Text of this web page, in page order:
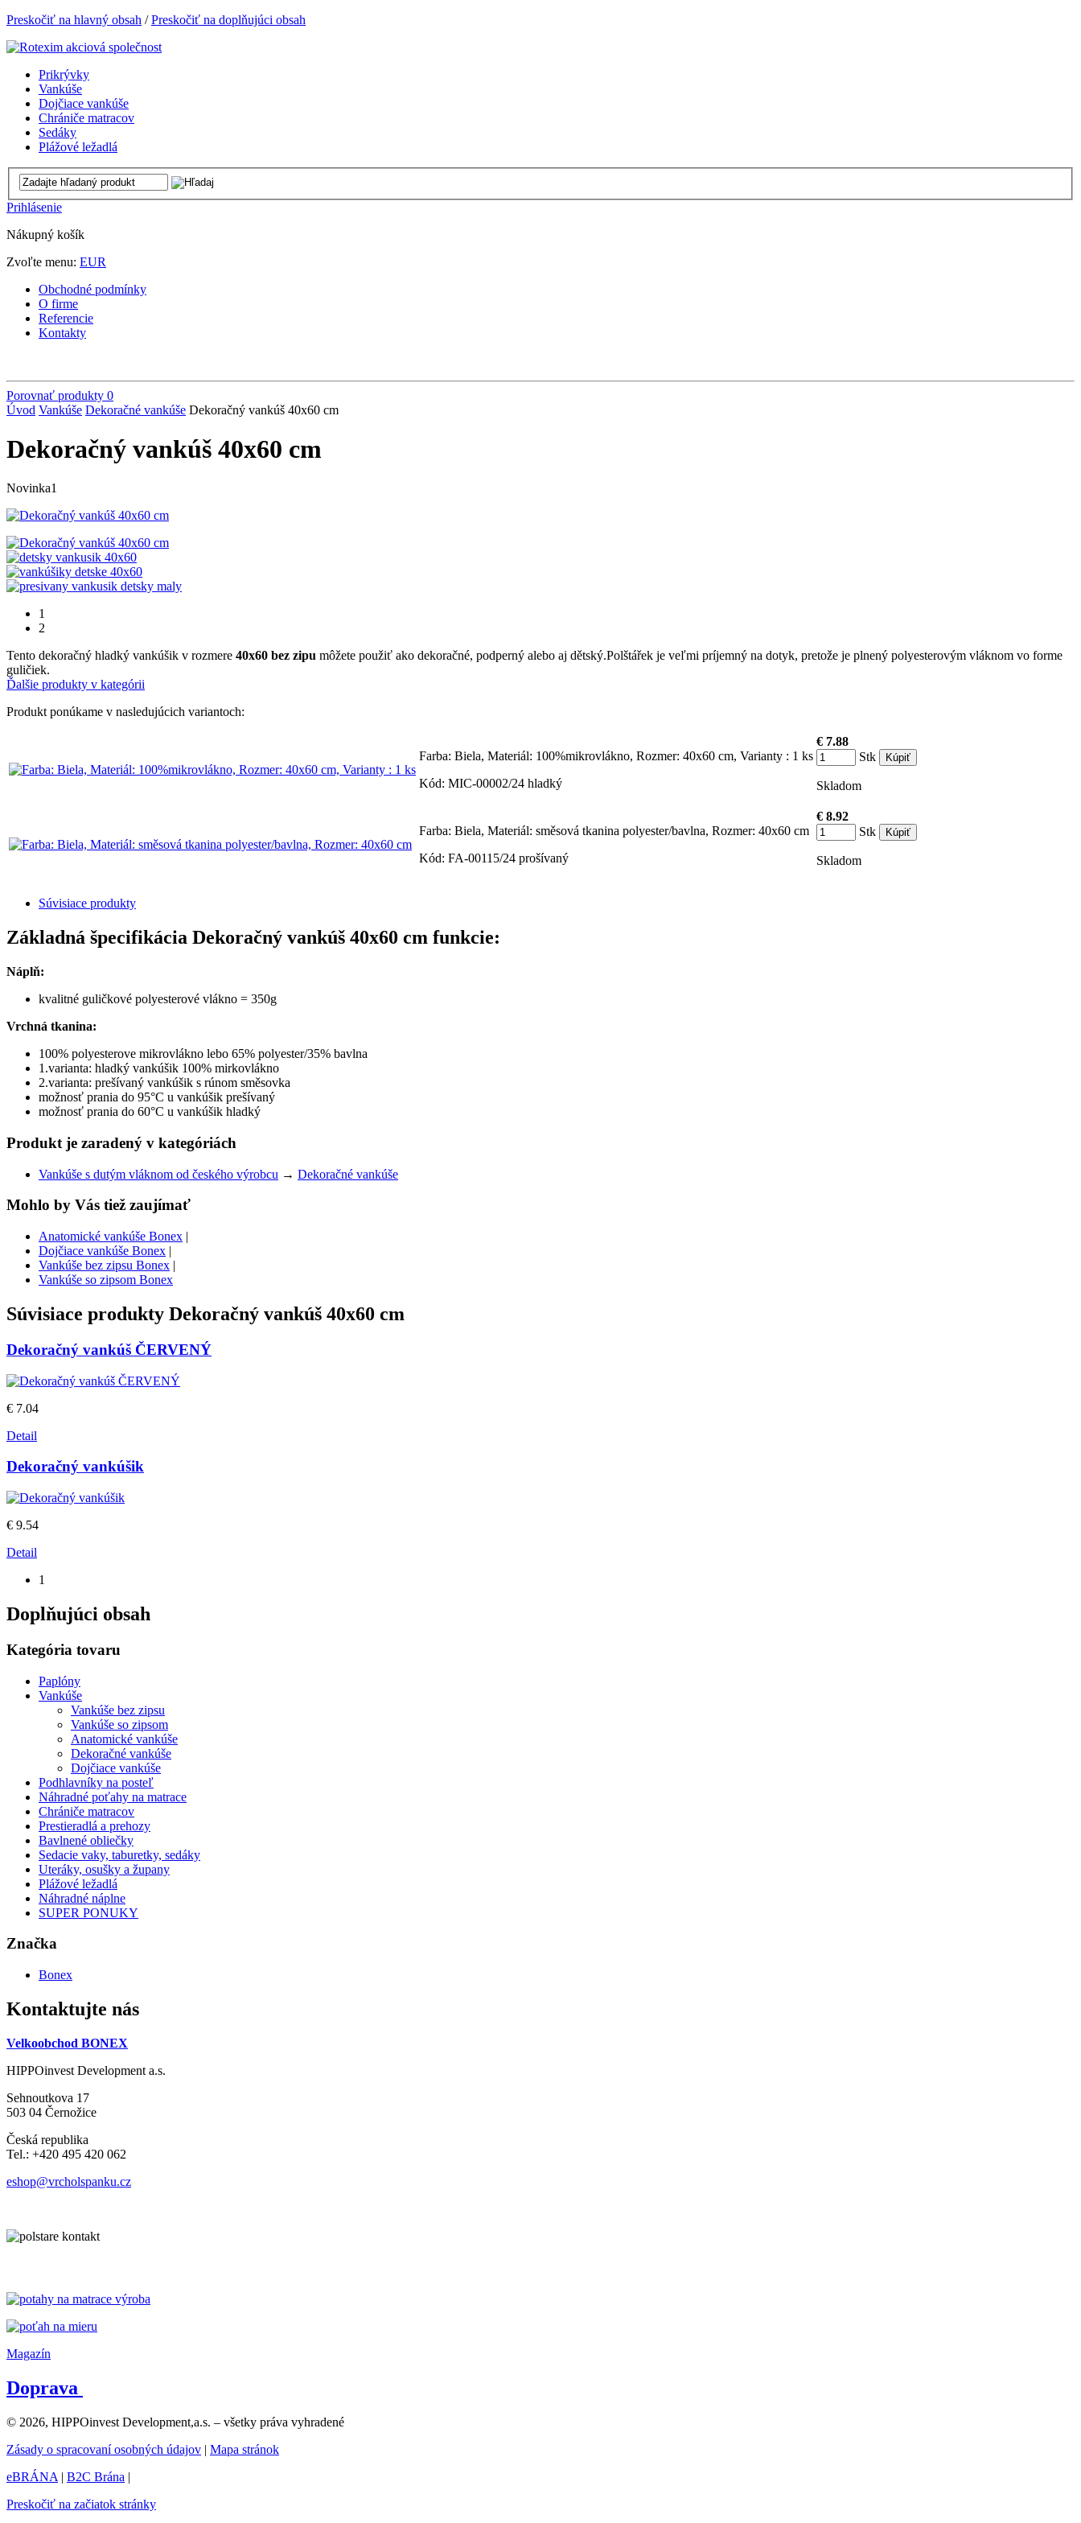
Preskočiť na hlavný obsah /Preskočiť na doplňujúci obsah
Prikrývky
Vankúše
Dojčiace vankúše
Chrániče matracov
Sedáky
Plážové ležadlá
Prihlásenie
Nákupný košík
Zvoľte menu: EUR
Obchodné podmínky
O firme
Referencie
Kontakty
Porovnať produkty 0
Úvod Vankúše Dekoračné vankúše Dekoračný vankúš 40x60 cm
Dekoračný vankúš 40x60 cm
Novinka1
1
2
Tento dekoračný hladký vankúšik v rozmere 40x60 bez zipu môžete použiť ako dekoračné, podperný alebo aj dětský.Polštářek je veľmi príjemný na dotyk, pretože je plnený polyesterovým vláknom vo forme
guličiek.
Ďalšie produkty v kategórii
Produkt ponúkame v nasledujúcich variantoch:
Farba: Biela, Materiál: 100%mikrovlákno, Rozmer: 40x60 cm, Varianty : 1 ks
Kód: MIC-00002/24 hladký
€ 7.88
Stk
Skladom
Farba: Biela, Materiál: směsová tkanina polyester/bavlna, Rozmer: 40x60 cm
Kód: FA-00115/24 prošívaný
€ 8.92
Stk
Skladom
Súvisiace produkty
Základná špecifikácia Dekoračný vankúš 40x60 cm funkcie:
Náplň:
kvalitné guličkové polyesterové vlákno = 350g
Vrchná tkanina:
100% polyesterove mikrovlákno lebo 65% polyester/35% bavlna
1.varianta: hladký vankúšik 100% mirkovlákno
2.varianta: prešívaný vankúšik s rúnom směsovka
možnosť prania do 95°C u vankúšik prešívaný
možnosť prania do 60°C u vankúšik hladký
Produkt je zaradený v kategóriách
Vankúše s dutým vláknom od českého výrobcu → Dekoračné vankúše
Mohlo by Vás tiež zaujímať
Anatomické vankúše Bonex |
Dojčiace vankúše Bonex |
Vankúše bez zipsu Bonex |
Vankúše so zipsom Bonex
Súvisiace produkty Dekoračný vankúš 40x60 cm
Dekoračný vankúš ČERVENÝ
€ 7.04
Detail
Dekoračný vankúšik
€ 9.54
Detail
1
Doplňujúci obsah
Kategória tovaru
Paplóny
Vankúše
Vankúše bez zipsu
Vankúše so zipsom
Anatomické vankúše
Dekoračné vankúše
Dojčiace vankúše
Podhlavníky na posteľ
Náhradné poťahy na matrace
Chrániče matracov
Prestieradlá a prehozy
Bavlnené obliečky
Sedacie vaky, taburetky, sedáky
Uteráky, osušky a župany
Plážové ležadlá
Náhradné náplne
SUPER PONUKY
Značka
Bonex
Kontaktujte nás
Velkoobchod BONEX
HIPPOinvest Development a.s.
Sehnoutkova 17
503 04 Černožice
Česká republika
Tel.: +420 495 420 062
eshop@vrcholspanku.cz
Magazín
Doprava
© 2026, HIPPOinvest Development,a.s. – všetky práva vyhradené
Zásady o spracovaní osobných údajov | Mapa stránok
eBRÁNA | B2C Brána |
Preskočiť na začiatok stránky